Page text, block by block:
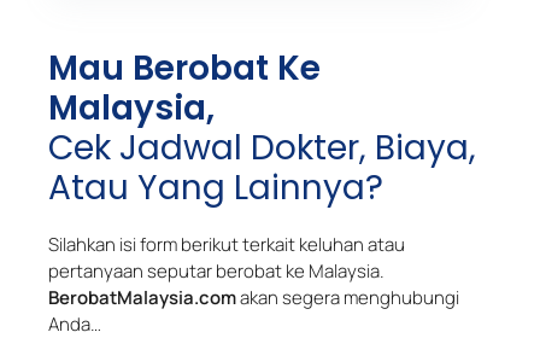
Mau Berobat Ke
Malaysia,
Cek Jadwal Dokter, Biaya,
Atau Yang Lainnya?
Silahkan isi form berikut terkait keluhan atau
pertanyaan seputar berobat ke Malaysia.
BerobatMalaysia.comakan segera menghubungi
Anda…